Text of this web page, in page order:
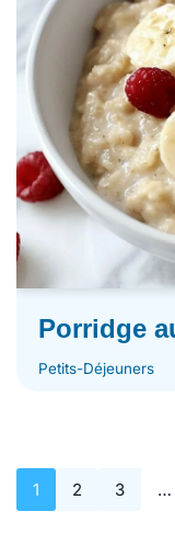
Porridge
Petits-Déjeuners
1 2 3 …